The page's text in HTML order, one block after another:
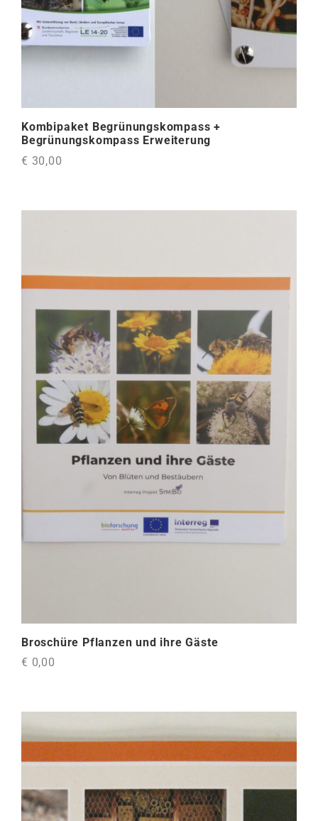
Kombipaket Begrünungskompass +
Begrünungskompass Erweiterung
€ 30,00
Broschüre Pflanzen und ihre Gäste
€ 0,00